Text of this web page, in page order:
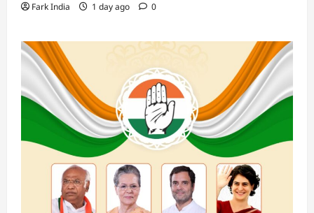
Fark India 1 day ago 0